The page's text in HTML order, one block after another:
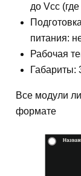
до Vcc
питания:
Рабочая
Габариты:
Все модули
формате